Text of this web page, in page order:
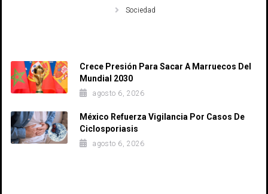
Sociedad
Crece Presión Para Sacar A Marruecos Del
Mundial 2030
agosto 6, 2026
México Refuerza Vigilancia Por Casos De
Ciclosporiasis
agosto 6, 2026